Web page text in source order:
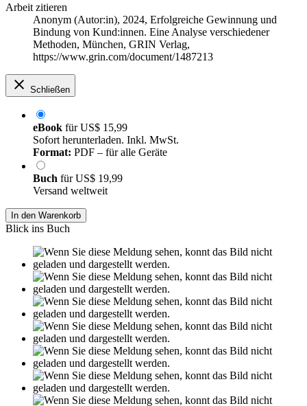
Arbeit zitieren
Anonym (Autor:in), 2024, Erfolgreiche Gewinnung und
Bindung von Kund:innen. Eine Analyse verschiedener
Methoden, München, GRIN Verlag,
https://www.grin.com/document/1487213
Schließen
eBook fürUS$ 15,99
Sofort herunterladen. Inkl. MwSt.
Format: PDF – für alle Geräte
Buch fürUS$ 19,99
Versand weltweit
In den Warenkorb
Blick ins Buch
Leseprobe aus 17 Seiten
Grin.com
Versand